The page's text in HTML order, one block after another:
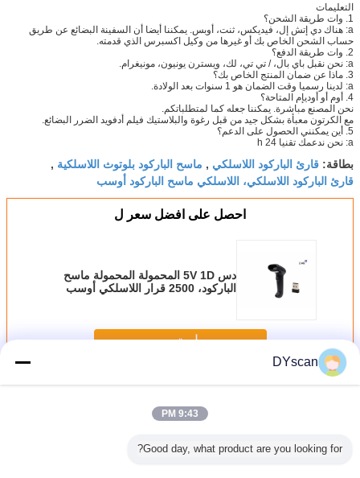
التعليمات
1. وات طريقة الشحن؟
a: هناك دي إتش إل، فيديكس، ثنت، أوبس. يمكننا أيضا أن السفينة البضائع عن طريق
حساب الشحن الخاص بك أو غيرها من وكيل اكسبرس الذي قدمته.
2. وات طريقة الدفع؟
a: نحن نقبل باي بال، / تي تي، لك، ويسترن يونيون، مونيغرام.
3. ماذا عن ضمان المنتج الخاص بك؟
a: لدينا رسميا وقت الضمان هو 1 سنوات بعد الولادة.
4. أوم أو أوديإم المتاحة؟
نحن المصنع مباشرة. يمكننا جعله كما لمتطلباتكم.
مع الكرتون معبأة بشكل جيد من قبل رغوة والبلاستيك فيلم أدفويد الضرر البضائع.
5. أين يمكنني الحصول على الدعم؟
a: نحن ندعمك تقنيا 24 h
بطاقة: قارئ الباركود اللاسلكي , ماسح الباركود بلوتوث اللاسلكية ,
قارئ الباركود اللاسلكي، اللاسلكي ماسح الباركود أوسب
احصل على افضل سعر ل
دس 5V 1D المحمولة المحمولة ماسح
الباركود، 2500 قرار اللاسلكي أوسب
استمر
أكثراللاسلكية الباركود ماسحة
DYscan
9:43 PM
Good day, what product are you looking for?